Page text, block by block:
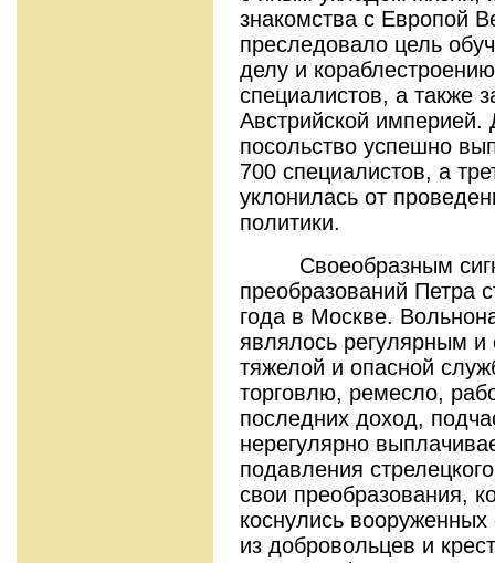
знакомства с Европой
преследовало цель
делу и
специалистов, а также
Австрийской
посольство успешно
700 специалистов, а
уклонилась от
политики.
Своеобразным
преобразований Петра
года в Москве.
являлось регулярным и
тяжелой и опасной
торговлю, ремесло,
последних доход,
нерегулярно
подавления
свои преобразования,
коснулись
из добровольцев и